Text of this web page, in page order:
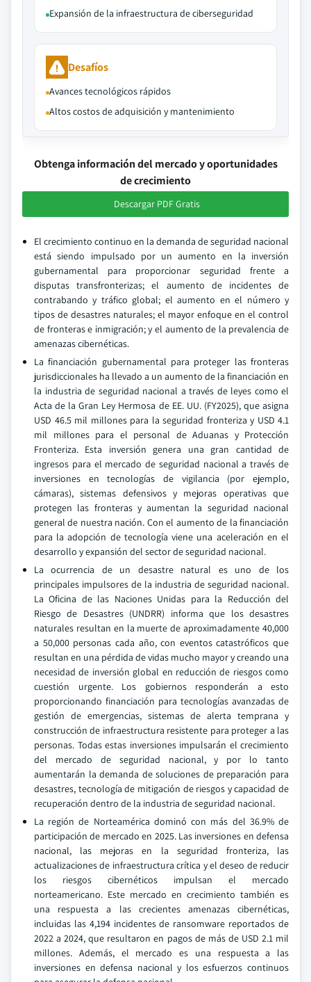
Expansión de la infraestructura de ciberseguridad
Desafíos
Avances tecnológicos rápidos
Altos costos de adquisición y mantenimiento
Obtenga información del mercado y oportunidades
de crecimiento
Descargar PDF Gratis
El crecimiento continuo en la demanda de seguridad nacional
está siendo impulsado por un aumento en la inversión
gubernamental para proporcionar seguridad frente a
disputas transfronterizas; el aumento de incidentes de
contrabando y tráfico global; el aumento en el número y
tipos de desastres naturales; el mayor enfoque en el control
de fronteras e inmigración; y el aumento de la prevalencia de
amenazas cibernéticas.
La financiación gubernamental para proteger las fronteras
jurisdiccionales ha llevado a un aumento de la financiación en
la industria de seguridad nacional a través de leyes como el
Acta de la Gran Ley Hermosa de EE. UU. (FY2025), que asigna
USD 46.5 mil millones para la seguridad fronteriza y USD 4.1
mil millones para el personal de Aduanas y Protección
Fronteriza. Esta inversión genera una gran cantidad de
ingresos para el mercado de seguridad nacional a través de
inversiones en tecnologías de vigilancia (por ejemplo,
cámaras), sistemas defensivos y mejoras operativas que
protegen las fronteras y aumentan la seguridad nacional
general de nuestra nación. Con el aumento de la financiación
para la adopción de tecnología viene una aceleración en el
desarrollo y expansión del sector de seguridad nacional.
La ocurrencia de un desastre natural es uno de los
principales impulsores de la industria de seguridad nacional.
La Oficina de las Naciones Unidas para la Reducción del
Riesgo de Desastres (UNDRR) informa que los desastres
naturales resultan en la muerte de aproximadamente 40,000
a 50,000 personas cada año, con eventos catastróficos que
resultan en una pérdida de vidas mucho mayor y creando una
necesidad de inversión global en reducción de riesgos como
cuestión urgente. Los gobiernos responderán a esto
proporcionando financiación para tecnologías avanzadas de
gestión de emergencias, sistemas de alerta temprana y
construcción de infraestructura resistente para proteger a las
personas. Todas estas inversiones impulsarán el crecimiento
del mercado de seguridad nacional, y por lo tanto
aumentarán la demanda de soluciones de preparación para
desastres, tecnología de mitigación de riesgos y capacidad de
recuperación dentro de la industria de seguridad nacional.
La región de Norteamérica dominó con más del 36.9% de
participación de mercado en 2025. Las inversiones en defensa
nacional, las mejoras en la seguridad fronteriza, las
actualizaciones de infraestructura crítica y el deseo de reducir
los riesgos cibernéticos impulsan el mercado
norteamericano. Este mercado en crecimiento también es
una respuesta a las crecientes amenazas cibernéticas,
incluidas las 4,194 incidentes de ransomware reportados de
2022 a 2024, que resultaron en pagos de más de USD 2.1 mil
millones. Además, el mercado es una respuesta a las
inversiones en defensa nacional y los esfuerzos continuos